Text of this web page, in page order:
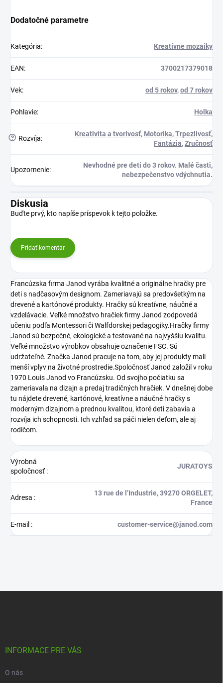
Dodatočné parametre
Kategória: Kreatívne mozaiky
EAN: 3700217379018
Vek: od 5 rokov,od 7 rokov
Pohlavie: Holka
? Rozvíja:
Kreativita a tvorivosť, Motorika,Trpezlivosť,
Fantázia,Zručnosť
Upozornenie:
Nevhodné pre deti do 3 rokov. Malé časti,
nebezpečenstvo vdýchnutia.
Diskusia
Buďte prvý, kto napíše príspevok k tejto položke.
Pridať komentár
Francúzska firma Janod vyrába kvalitné a originálne hračky pre
deti s nadčasovým designom. Zameriavajú sa predovšetkým na
drevené a kartónové produkty. Hračky sú kreatívne, náučné a
vzdelávacie. Veľké množstvo hračiek firmy Janod zodpovedá
učeniu podľa Montessori či Walfdorskej pedagogiky.Hračky firmy
Janod sú bezpečné, ekologické a testované na najvyššiu kvalitu.
Veľké množstvo výrobkov obsahuje označenie FSC. Sú
udržateľné. Značka Janod pracuje na tom, aby jej produkty mali
menší vplyv na životné prostredie.Spoločnosť Janod založil v roku
1970 Louis Janod vo Francúzsku. Od svojho počiatku sa
zameriavala na dizajn a predaj tradičných hračiek. V dnešnej dobe
tu nájdete drevené, kartónové, kreatívne a náučné hračky s
moderným dizajnom a prednou kvalitou, ktoré deti zabavia a
rozvíja ich schopnosti. Ich vzhľad sa páči nielen deťom, ale aj
rodičom.
Výrobná
spoločnosť:
JURATOYS
Adresa :
13 rue de l’Industrie, 39270 ORGELET,
France
E-mail : customer-service@janod.com
INFORMACE PRE VÁS
O nás